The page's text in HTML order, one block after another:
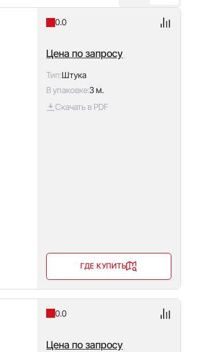
0.0
Цена по запросу
Тип:Штука
В упаковке:3 м.
Скачать в PDF
ГДЕ КУПИТЬ
0.0
Цена по запросу